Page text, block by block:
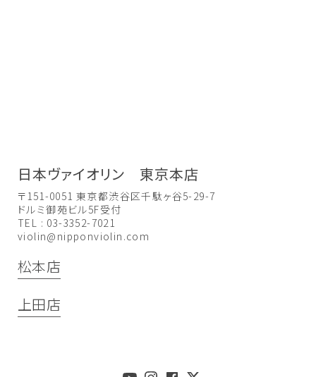
日本ヴァイオリン 東京本店
〒151-0051 東京都渋谷区千駄ヶ谷5-29-7
ドルミ御苑ビル5F受付
TEL : 03-3352-7021
violin@nipponviolin.com
松本店
上田店